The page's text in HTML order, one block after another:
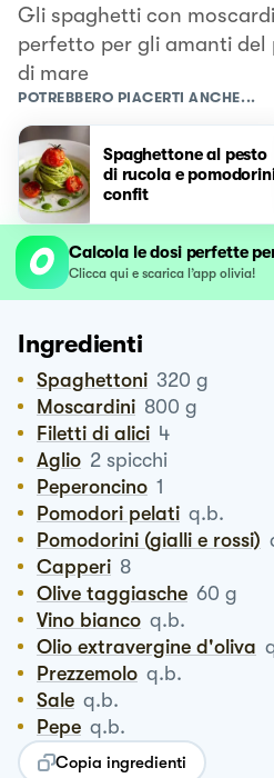
Gli spaghetti con
perfetto per gli amanti del
di mare
POTREBBERO PIACERTI ANCHE...
Spaghettone al pesto
di rucola e
confit
Calcola le dosi perfette
Clicca qui e scarica l’app olivia!
Ingredienti
Spaghettoni 320 g
Moscardini 800 g
Filetti di alici 4
Aglio 2 spicchi
Peperoncino 1
Pomodori pelati q.b.
Pomodorini (gialli e rossi)
Capperi 8
Olive taggiasche 60 g
vino bianco q.b.
Olio extravergine d'oliva
Prezzemolo q.b.
Sale q.b.
Pepe q.b.
Copia ingredienti